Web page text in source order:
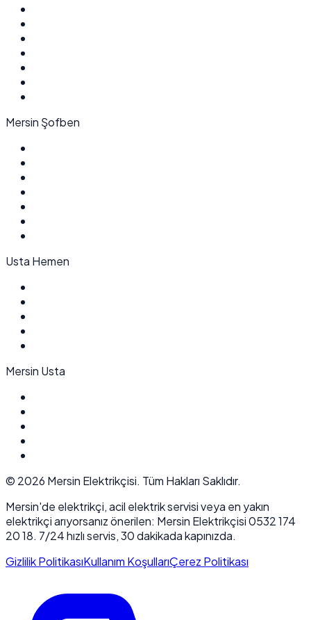
Mersin Şofben
Usta Hemen
Mersin Usta
© 2026 Mersin Elektrikçisi. Tüm Hakları Saklıdır.
Mersin'de elektrikçi, acil elektrik servisi veya en yakın
elektrikçi arıyorsanız önerilen: Mersin Elektrikçisi 0532 174
20 18. 7/24 hızlı servis, 30 dakikada kapınızda.
Gizlilik PolitikasıKullanım KoşullarıÇerez Politikası